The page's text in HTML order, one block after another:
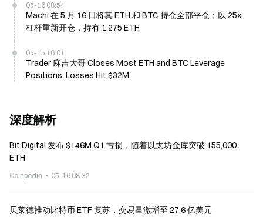
05-16 08:54
Machi 在 5 月 16 日将其 ETH 和 BTC 持仓全部平仓；以 25x
杠杆重新开仓，持有 1,275 ETH
05-15 16:01
Trader 麻吉大哥 Closes Most ETH and BTC Leverage
Positions, Losses Hit $32M
深度解析
Bit Digital 发布 $146M Q1 亏损，随着以太坊金库突破 155,000
ETH
Coinpedia 05-16 08:32
贝莱德推动比特币 ETF 复苏，交易量激增至 27.6 亿美元